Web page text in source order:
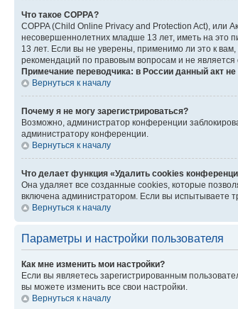
Что такое COPPA?
COPPA (Child Online Privacy and Protection Act), или
несовершеннолетних младше 13 лет, иметь на это
13 лет. Если вы не уверены, применимо ли это к
рекомендаций по правовым вопросам и не
Примечание переводчика: в России данный акт
Вернуться к началу
Почему я не могу зарегистрироваться?
Возможно, администратор конференции
администратору конференции.
Вернуться к началу
Что делает функция «Удалить cookies
Она удаляет все созданные cookies, которые
включена администратором. Если вы испытываете
Вернуться к началу
Параметры и настройки пользователя
Как мне изменить мои настройки?
Если вы являетесь зарегистрированным
вы можете изменить все свои настройки.
Вернуться к началу